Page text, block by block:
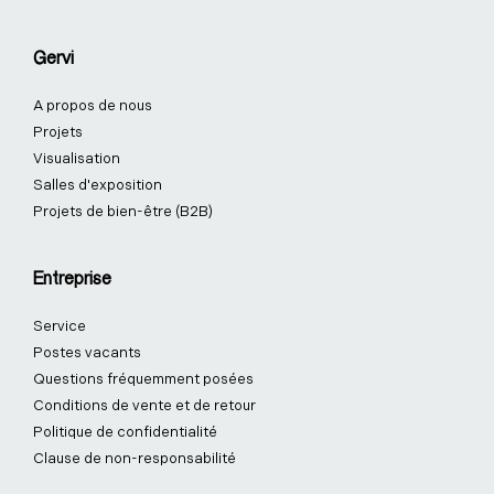
Gervi
A propos de nous
Projets
Visualisation
Salles d'exposition
Projets de bien-être (B2B)
Entreprise
Service
Postes vacants
Questions fréquemment posées
Conditions de vente et de retour
Politique de confidentialité
Clause de non-responsabilité